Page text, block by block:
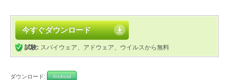
今すぐダウンロード
試験: スパイウェア、アドウェア、ウイルスから無料
ダウンロード: Android